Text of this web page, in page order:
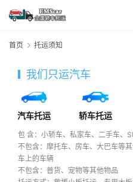
首页 托运须知
我们只运汽车
汽车托运 轿车托运
包 含：小轿车、私家车、二手车、
不包含：摩托车、房车、大巴车等
车上的车辆
不包含：普货、宠物等其他物品